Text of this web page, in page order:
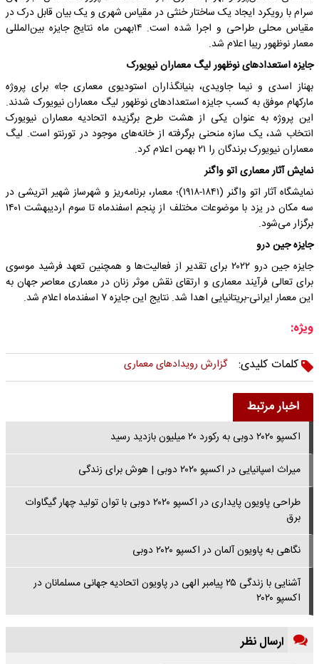
سرام با رویکرد ایجاد یک ساختار خنثی در مقیاس شهری و یک بیان قابل درک در
مقیاس محلی طراحی و اجرا شده است. ۱۴بهمن ماه نتایج جایزه بین‌المللی
معمار نوظهور ریبا اعلام شد.
جایزه استعدادهای نوظهور لیگ معماران نیویورک
بهناز اسدی و نیما جاویدی، بنیانگذاران استودیوی معماری جا» برای پروژه
مارکهام موفق به کسب جایزه استعدادهای نوظهور لیگ معماران نیویورک شدند.
این پروژه به عنوان یکی از هشت طرح برگزیده اتحادیه معماران نیویورک
انتخاب شد، یک سازه منحنی برگرفته از خانه‌های موجود در تورنتو است. لیگ
معماران نیویورک برندگان را ۲۱ بهمن اعلام کرد.
نمایش آثار معماری اتو واگنر
نمایشگاه آثار اتو واگنر (۱۸۴۱-۱۹۱۸)؛ معمار، برنامه‌ریز و شهرساز شهیر اتریشی در
سه مکان در یزد با موضوعات مختلف از پنجم اسفندماه تا سوم اردیبهشت ۱۴۰۱
برگزار می‌شود.
جایزه جین درو
جایزه جین درو ۲۰۲۲ برای تقدیر از فعالیت‌ها و همچنین تعهد فرشید موسوی
برای تعالی فرآیند معماری و ارتقای نقش موثر زنان در معماری معاصر جهان به
این معمار ایرانی-بریتانیایی اهدا شد. نتایج این جایزه ۷ اسفندماه اعلام شد.
ویژه:
کلمات کلیدی:
گزارش رویدادهای معماری
اخبار مرتبط
اکسپو ۲۰۲۰ دوبی به رکورد ۲۰ میلیون بازدید رسید
میراث اسپانیایی در اکسپو ۲۰۲۰ دوبی | هوش برای زندگی
طراحی پاویون پایداری در اکسپو ۲۰۲۰ دوبی با توان تولید چهار گیگاوات
برق
نگاهی به پاویون آلمان در اکسپو ۲۰۲۰ دوبی
آشنایی با زندگی ۲۵ پیامبر الهی در پاویون اتحادیه جهانی مسلمانان در
اکسپو ۲۰۲۰
ارسال نظر